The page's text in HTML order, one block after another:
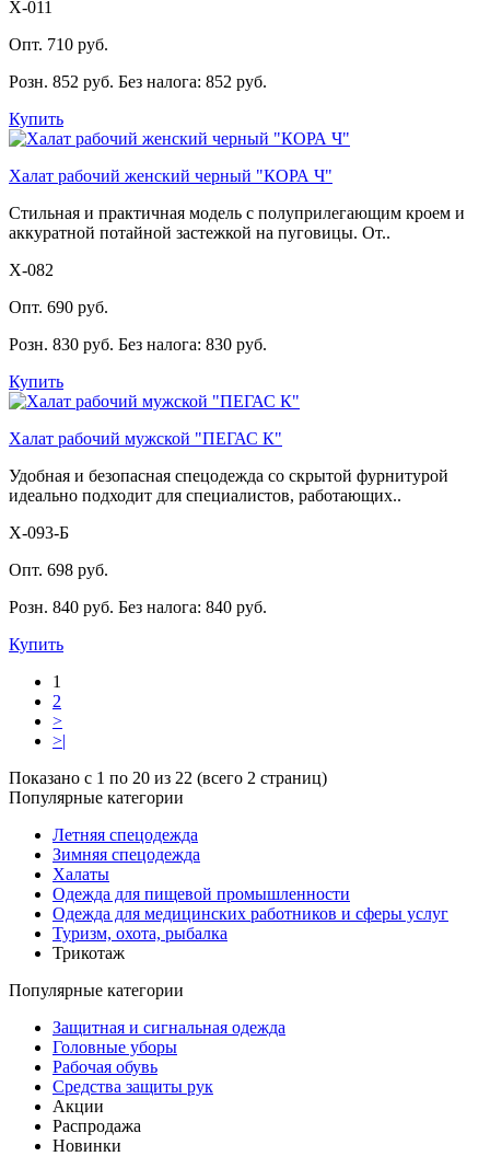
Х-011
Опт. 710 руб.
Розн. 852 руб. Без налога: 852 руб.
Купить
Халат рабочий женский черный "КОРА Ч"
Стильная и практичная модель с полуприлегающим кроем и
аккуратной потайной застежкой на пуговицы. От..
Х-082
Опт. 690 руб.
Розн. 830 руб. Без налога: 830 руб.
Купить
Халат рабочий мужской "ПЕГАС К"
Удобная и безопасная спецодежда со скрытой фурнитурой
идеально подходит для специалистов, работающих..
Х-093-Б
Опт. 698 руб.
Розн. 840 руб. Без налога: 840 руб.
Купить
1
2
>
>|
Показано с 1 по 20 из 22 (всего 2 страниц)
Популярные категории
Летняя спецодежда
Зимняя спецодежда
Халаты
Одежда для пищевой промышленности
Одежда для медицинских работников и сферы услуг
Туризм, охота, рыбалка
Трикотаж
Популярные категории
Защитная и сигнальная одежда
Головные уборы
Рабочая обувь
Средства защиты рук
Акции
Распродажа
Новинки